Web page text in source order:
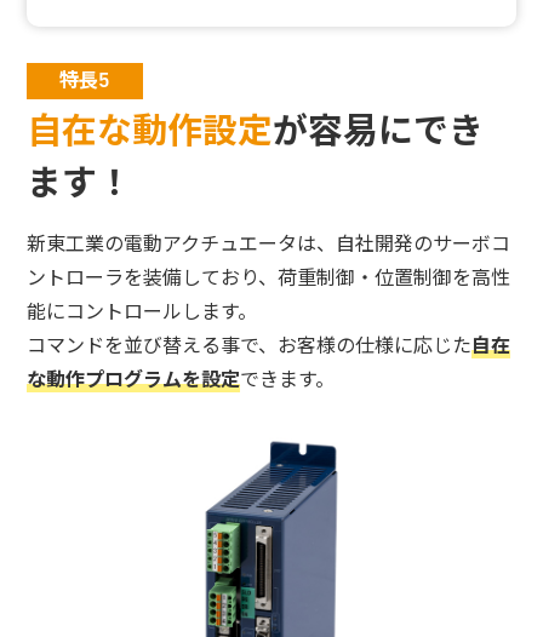
特長5
自在な動作設定が容易にでき
ます！
新東工業の電動アクチュエータは、自社開発のサーボコ
ントローラを装備しており、荷重制御・位置制御を高性
能にコントロールします。
コマンドを並び替える事で、お客様の仕様に応じた自在
な動作プログラムを設定できます。